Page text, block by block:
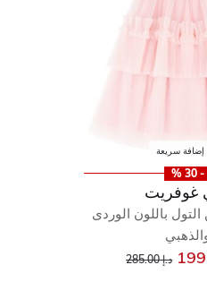
إضافة سريعة
- 30 %
غوفريت
باللون الوردى
سعر مخفض مند.إ 285.00 إلى